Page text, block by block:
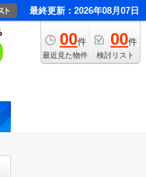
最終更新：2026年08月07日
00件
最近見た物件
00件
検討リスト